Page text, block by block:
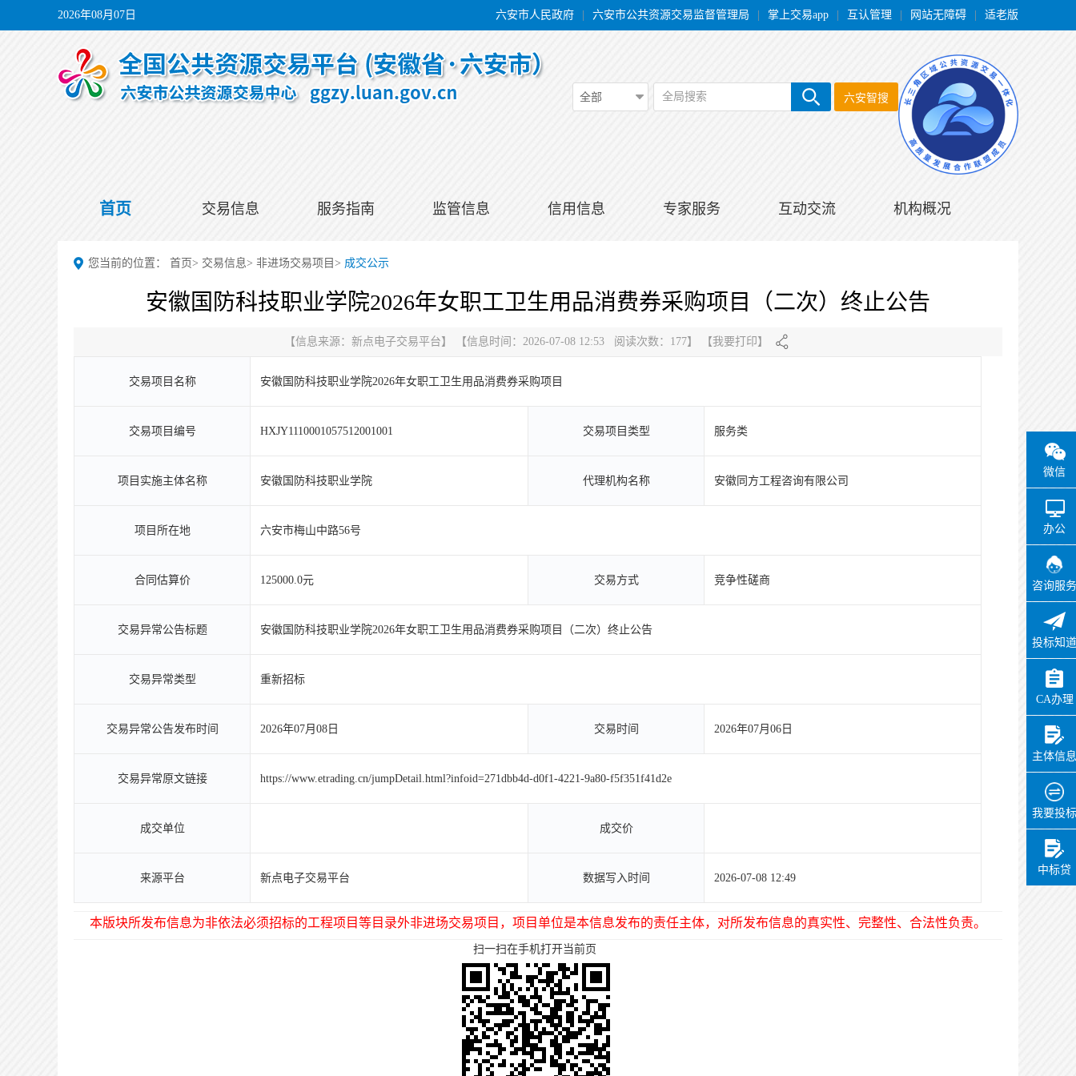
2026年08月07日 六安市人民政府 六安市公共资源交易监督管理局 掌上交易app 互认管理 网站无障碍 适老版
全部 全局搜索 六安智搜
首页 交易信息 服务指南 监管信息 信用信息 专家服务 互动交流 机构概况
微信
办公
咨询服务
投标知道
CA办理
主体信息
我要投标
中标贷
您当前的位置： 首页> 交易信息> 非进场交易项目 > 成交公示
安徽国防科技职业学院2026年女职工卫生用品消费券采购项目（二次）终止公告
【信息来源： 新点电子交易平台】 【信息时间：2026-07-08 12:53 阅读次数： 177】 【我要打印】
交易项目名称 安徽国防科技职业学院2026年女职工卫生用品消费券采购项目
交易项目编号 HXJY1110001057512001001 交易项目类型 服务类
项目实施主体名称 安徽国防科技职业学院 代理机构名称 安徽同方工程咨询有限公司
项目所在地 六安市梅山中路56号
合同估算价 125000.0元 交易方式 竞争性磋商
交易异常公告标题 安徽国防科技职业学院2026年女职工卫生用品消费券采购项目（二次）终止公告
交易异常类型 重新招标
交易异常公告发布时间 2026年07月08日 交易时间 2026年07月06日
交易异常原文链接 https://www.etrading.cn/jumpDetail.html?infoid=271dbb4d-d0f1-4221-9a80-f5f351f41d2e
成交单位 成交价
来源平台 新点电子交易平台 数据写入时间 2026-07-08 12:49
本版块所发布信息为非依法必须招标的工程项目等目录外非进场交易项目，项目单位是本信息发布的责任主体，对所发布信息的真实性、完整性、合法性负责。
扫一扫在手机打开当前页